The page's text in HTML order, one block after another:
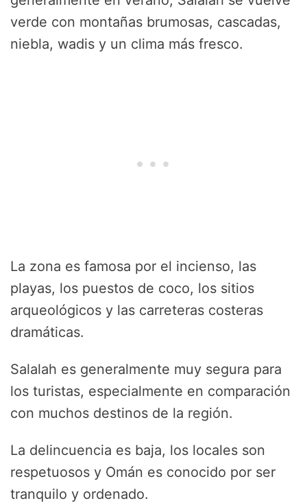
verde con montañas brumosas, cascadas,
niebla, wadis y un clima más fresco.
La zona es famosa por el incienso, las
playas, los puestos de coco, los sitios
arqueológicos y las carreteras costeras
dramáticas.
Salalah es generalmente muy segura para
los turistas, especialmente en comparación
con muchos destinos de la región.
La delincuencia es baja, los locales son
respetuosos y Omán es conocido por ser
tranquilo y ordenado.